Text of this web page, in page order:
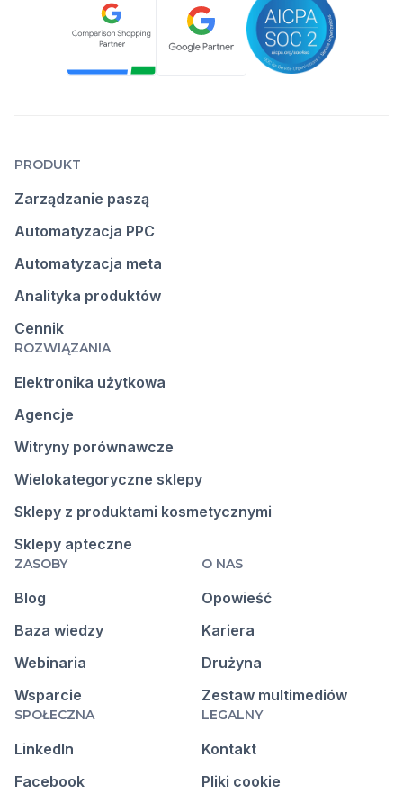
PRODUKT
Zarządzanie paszą
Automatyzacja PPC
Automatyzacja meta
Analityka produktów
Cennik
ROZWIĄZANIA
Elektronika użytkowa
Agencje
Witryny porównawcze
Wielokategoryczne sklepy
Sklepy z produktami kosmetycznymi
Sklepy apteczne
ZASOBY
Blog
Baza wiedzy
Webinaria
Wsparcie
O NAS
Opowieść
Kariera
Drużyna
Zestaw multimediów
SPOŁECZNA
LinkedIn
Facebook
LEGALNY
Kontakt
Pliki cookie